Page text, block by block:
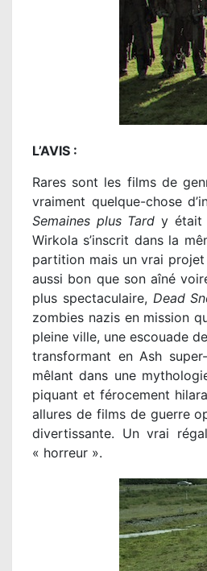
L’AVIS :
Rares sont les films de
vraiment quelque-chose
Semaines plus Tard y était
Wirkola s’inscrit dans la
partition mais un vrai
aussi bon que son aîné
plus spectaculaire, Dead
zombies nazis en mission
pleine ville, une escouade
transformant en Ash
mêlant dans une
piquant et férocement
allures de films de guerre
divertissante. Un vrai
« horreur ».